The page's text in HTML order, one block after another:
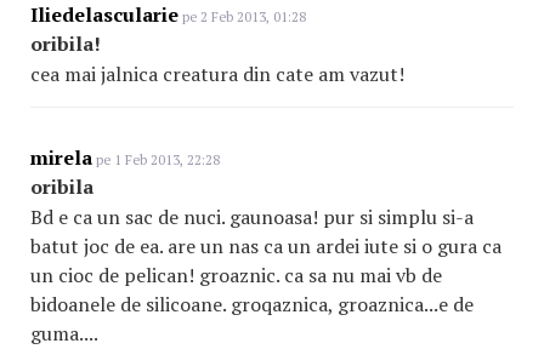
Iliedelascularie pe 2 Feb 2013, 01:28
oribila!
cea mai jalnica creatura din cate am vazut!
mirela pe 1 Feb 2013, 22:28
oribila
Bd e ca un sac de nuci. gaunoasa! pur si simplu si-a
batut joc de ea. are un nas ca un ardei iute si o gura ca
un cioc de pelican! groaznic. ca sa nu mai vb de
bidoanele de silicoane. groqaznica, groaznica...e de
guma....